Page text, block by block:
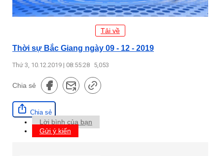
Tải về
Thời sự Bắc Giang ngày 09 - 12 - 2019
Thứ 3, 10.12.2019 | 08:55:28 5,053
Chia sẻ
Chia sẻ
Lời bình của bạn
Gửi ý kiến